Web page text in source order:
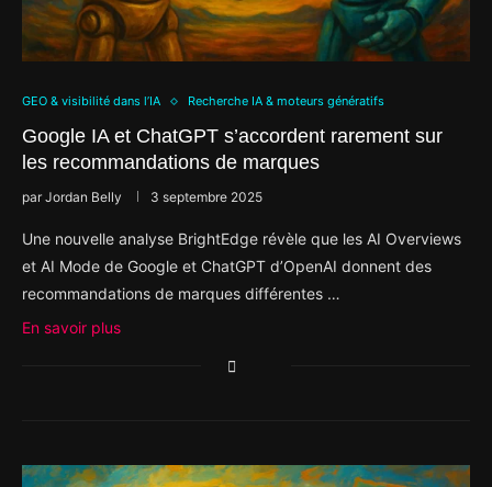
GEO & visibilité dans l’IA Recherche IA & moteurs génératifs
Google IA et ChatGPT s’accordent rarement sur
les recommandations de marques
parJordan Belly 3 septembre 2025
Une nouvelle analyse BrightEdge révèle que les AI Overviews
et AI Mode de Google et ChatGPT d’OpenAI donnent des
recommandations de marques différentes …
En savoir plus